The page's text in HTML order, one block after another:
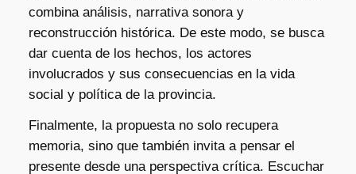
combina análisis, narrativa sonora y
reconstrucción histórica. De este modo, se busca
dar cuenta de los hechos, los actores
involucrados y sus consecuencias en la vida
social y política de la provincia.
Finalmente, la propuesta no solo recupera
memoria, sino que también invita a pensar el
presente desde una perspectiva crítica. Escuchar